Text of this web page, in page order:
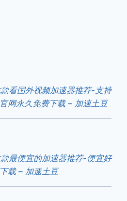
看国外视频加速器推荐-支持
网永久免费下载 – 加速土豆
最便宜的加速器推荐-便宜好
载 – 加速土豆